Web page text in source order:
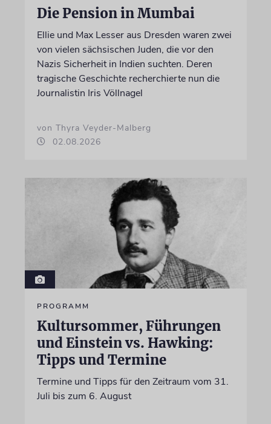
Die Pension in Mumbai
Ellie und Max Lesser aus Dresden waren zwei
von vielen sächsischen Juden, die vor den
Nazis Sicherheit in Indien suchten. Deren
tragische Geschichte recherchierte nun die
Journalistin Iris Völlnagel
von Thyra Veyder-Malberg
02.08.2026
PROGRAMM
Kultursommer, Führungen
und Einstein vs. Hawking:
Tipps und Termine
Termine und Tipps für den Zeitraum vom 31.
Juli bis zum 6. August